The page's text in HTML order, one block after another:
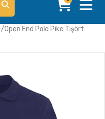
/Open End Polo Pike Tişört